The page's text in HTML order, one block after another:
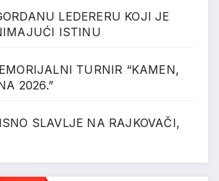
LEDERERU KOJI JE
ISTINU
TURNIR “KAMEN,
2026.”
SLAVLJE NA RAJKOVAČI,